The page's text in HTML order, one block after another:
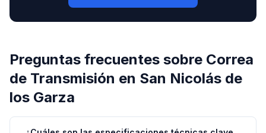
Preguntas frecuentes sobre Correa
de Transmisión en San Nicolás de
los Garza